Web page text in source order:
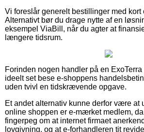
Vi foreslår generelt bestillinger med kort
Alternativt bør du drage nytte af en
eksempel ViaBill, når du agter at
længere tidsrum.
Forinden nogen handler på en
ideelt set bese e-shoppens
uden tvivl en tidskrævende opgave.
Et andet alternativ kunne derfor være at
online shoppen er e-mærket medlem,
fingerpeg om at internet firmaet
lovgivning, og at e-forhandleren tit